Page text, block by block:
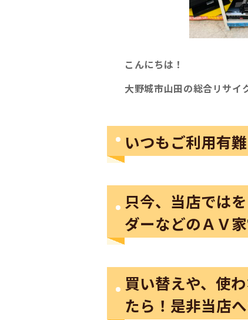
こんにちは！
大野城市山田の総合リサイ
いつもご利用有難
只今、当店では
ダーなどのＡＶ
買い替えや、使
たら！是非当店